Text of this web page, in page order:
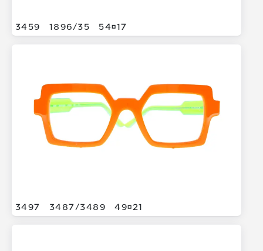
3459 1896/35 5417
3497 3487/3489 4921